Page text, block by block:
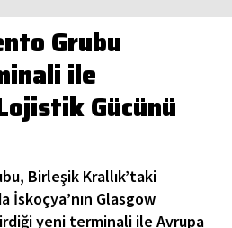
Grubu
ile
Gücünü
Birleşik Krallık’taki
İskoçya’nın Glasgow
yeni terminali ile Avrupa